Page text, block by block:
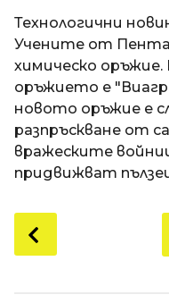
п
р
е
д
и
1
8
г
д
н
t
i
Технологични
Учените от
химическо
оръжието е
новото оръжие е
разпръскване от
вражеските
придвижват
o